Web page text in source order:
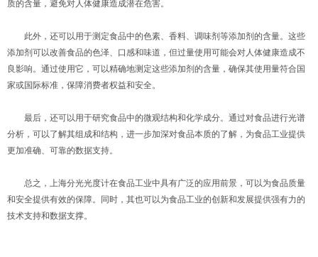
质的含量，避免对人体健康造成潜在危害。
此外，还可以用于测定食品中的色素、香料、调味剂等添加剂的含量。这些
添加剂可以改善食品的色泽、口感和味道，但过量使用可能会对人体健康造成不
良影响。通过使用它，可以精确地测定这些添加剂的含量，确保其使用量符合国
家或国际标准，保障消费者权益和安全。
最后，还可以用于研究食品中的微观结构和化学成分。通过对食品进行光谱
分析，可以了解其组成和结构，进一步加深对食品本质的了解，为食品工业提供
更加准确、可靠的数据支持。
总之，上海分光光度计在食品工业中具有广泛的应用前景，可以为食品质量
和安全提供有效的保障。同时，其也可以为食品工业的创新和发展提供强有力的
技术支持和数据支撑。